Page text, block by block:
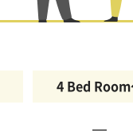
4 Bed Room
—